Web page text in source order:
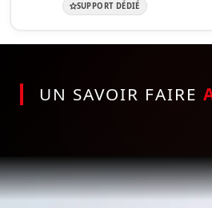
SUPPORT DÉDIÉ
UN SAVOIR FAIRE